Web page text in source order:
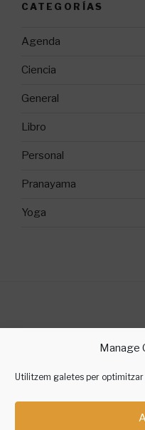
Manage
Utilitzem galetes per
CATEGORÍAS
Agenda
Ciencia
General
Libro
Personal
Pranayama
Yoga
contacte @